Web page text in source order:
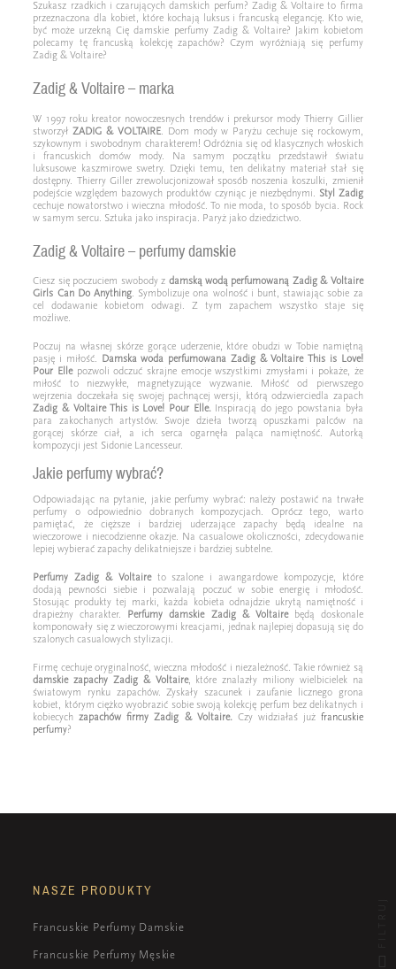
Szukasz rzadkich i czarujących damskich perfum? Zadig & Voltaire to firma
przeznaczona dla kobiet, które kochają luksus i francuską elegancję. Kto wie,
być może urzekną Cię damskie perfumy Zadig & Voltaire? Jakim kobietom
polecamy tę francuską kolekcję zapachów? Czym wyróżniają się perfumy
Zadig & Voltaire?
Zadig & Voltaire – marka
W 1997 roku kreator nowoczesnych trendów i prekursor mody Thierry Gillier
stworzyłZADIG & VOLTAIRE. Dom mody w Paryżu cechuje się rockowym,
szykownym i swobodnym charakterem! Odróżnia się od klasycznych włoskich
i francuskich domów mody. Na samym początku przedstawił światu
luksusowe kaszmirowe swetry. Dzięki temu, ten delikatny materiał stał się
dostępny. Thierry Giller zrewolucjonizował sposób noszenia koszulki, zmienił
podejście względem bazowych produktów czyniąc je niezbędnymi. Styl Zadig
cechuje nowatorstwo i wieczna młodość. To nie moda, to sposób bycia. Rock
w samym sercu. Sztuka jako inspiracja. Paryż jako dziedzictwo.
Zadig & Voltaire – perfumy damskie
Ciesz się poczuciem swobody z damską wodą perfumowaną Zadig & Voltaire
Girls Can Do Anything. Symbolizuje ona wolność i bunt, stawiając sobie za
cel dodawanie kobietom odwagi. Z tym zapachem wszystko staje się
możliwe.
Poczuj na własnej skórze gorące uderzenie, które obudzi w Tobie namiętną
pasję i miłość. Damska woda perfumowana Zadig & Voltaire This is Love!
Pour Ellepozwoli odczuć skrajne emocje wszystkimi zmysłami i pokaże, że
miłość to niezwykłe, magnetyzujące wyzwanie. Miłość od pierwszego
wejrzenia doczekała się swojej pachnącej wersji, którą odzwierciedla zapach
Zadig & Voltaire This is Love! Pour Elle.Inspiracją do jego powstania była
para zakochanych artystów. Swoje dzieła tworzą opuszkami palców na
gorącej skórze ciał, a ich serca ogarnęła paląca namiętność. Autorką
kompozycji jest Sidonie Lancesseur.
Jakie perfumy wybrać?
Odpowiadając na pytanie, jakie perfumy wybrać: należy postawić na trwałe
perfumy o odpowiednio dobranych kompozycjach. Oprócz tego, warto
pamiętać, że cięższe i bardziej uderzające zapachy będą idealne na
wieczorowe i niecodzienne okazje. Na casualowe okoliczności, zdecydowanie
lepiej wybierać zapachy delikatniejsze i bardziej subtelne.
Perfumy Zadig & Voltaireto szalone i awangardowe kompozycje, które
dodają pewności siebie i pozwalają poczuć w sobie energię i młodość.
Stosując produkty tej marki, każda kobieta odnajdzie ukrytą namiętność i
drapieżny charakter. Perfumy damskie Zadig & Voltairebędą doskonale
komponowały się z wieczorowymi kreacjami, jednak najlepiej dopasują się do
szalonych casualowych stylizacji.
Firmę cechuje oryginalność, wieczna młodość i niezależność. Takie również są
damskie zapachy Zadig & Voltaire, które znalazły miliony wielbicielek na
światowym rynku zapachów. Zyskały szacunek i zaufanie licznego grona
kobiet, którym ciężko wyobrazić sobie swoją kolekcję perfum bez delikatnych i
kobiecychzapachów firmy Zadig & Voltaire.Czy widziałaś już francuskie
perfumy?
NASZE PRODUKTY
Francuskie Perfumy Damskie
Francuskie Perfumy Męskie